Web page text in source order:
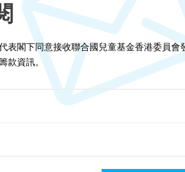
表閣下同意接收聯合國兒童基金香港委員會
款資訊。